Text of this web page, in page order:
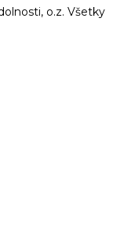
o.z. Všetky